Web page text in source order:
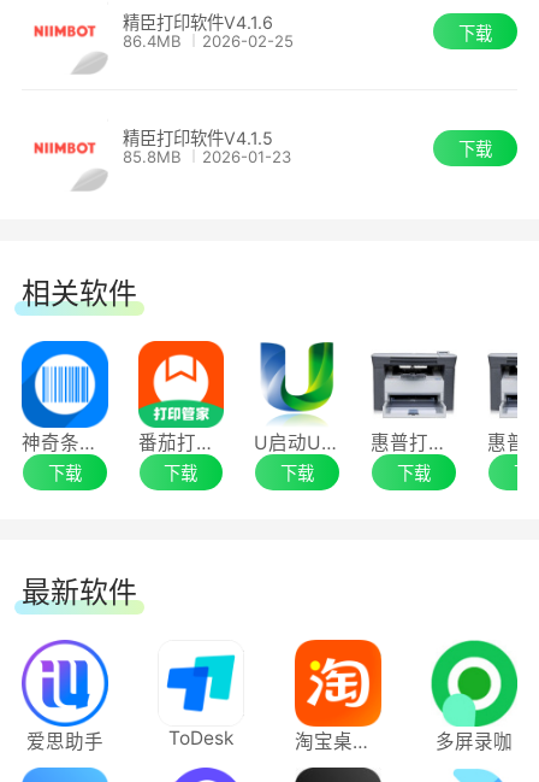
精臣打印软件V4.1.6
86.4MB 2026-02-25 下载
精臣打印软件V4.1.5
85.8MB 2026-01-23 下载
相关软件
神奇条码标签打印系统
下载
番茄打印管家64位
下载
U启动U盘启动盘制作工具
下载
惠普打印机m1005mfp驱动
下载 下
最新软件
爱思助手 ToDesk 淘宝桌面版 多屏录咖